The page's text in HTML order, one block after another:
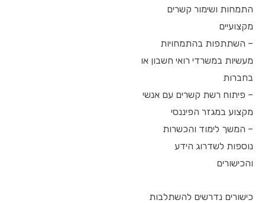
התמחות ושימור קשרים
מקצועיים
– השתתפות בהתמחויות
מעשיות במשרדי רואי חשבון או
בחברות
– פיתוח רשת קשרים עם אנשי
מקצוע במגזר הפיננסי
– המשך לימוד והכשרות
נוספות לשדרוג הידע
והכישורים
כישורים נדרשים להשתלבות